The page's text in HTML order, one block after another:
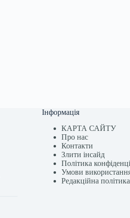
Інформація
КАРТА САЙТУ
Про нас
Контакти
Злити інсайд
Політика
Умови
Редакційна політика